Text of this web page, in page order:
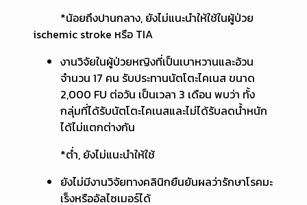
*น้อยถึงปานกลาง, ยังไม่แนะนำให้ใช้ในผู้ป่วย
ischemic stroke หรือ TIA
งานวิจัยในผู้ป่วยหญิงที่เป็นเบาหวานและอ้วน
จำนวน 17 คน รับประทานนัตโตะไคเนส ขนาด
2,000 FU ต่อวัน เป็นเวลา 3 เดือน พบว่า ทั้ง
กลุ่มที่ได้รับนัตโตะไคเนสและไม่ได้รับลดน้ำหนัก
ได้ไม่แตกต่างกัน
*ต่ำ, ยังไม่แนะนำให้ใช้
ยังไม่มีงานวิจัยทางคลินิกยืนยันผลว่ารักษาโรคมะ
เร็งหรืออัลไซเมอร์ได้